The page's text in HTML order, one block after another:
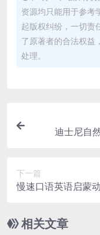
│ ├─ 音乐
│ ├─ 音乐
├─ 第04课《快
│ ├─ 0-1岁课
│ ├─ 1-3岁课
│ ├─ 歌曲赏析
├─ 第05课《钢琴
资源均只能用于参考
起版权纠纷，一切责
了原著者的合法权
处理。
迪士尼自
下一篇
慢速口语英语启蒙
相关文章